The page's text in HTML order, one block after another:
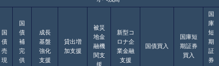
国
債
売
現
国
債
補
完
供
成長
基盤
強化
支援
貸出増
加支援
被災
地金
融機
関支
援
新型コ
ロナ企
業金融
支援
国債買入
国庫短
期証券
買入
国
庫
短
期
証
券